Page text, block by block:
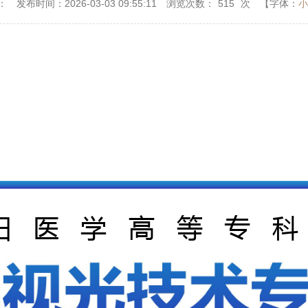
发布时间：2026-03-03 09:55:11 浏览次数： 515 次 【字体： 小